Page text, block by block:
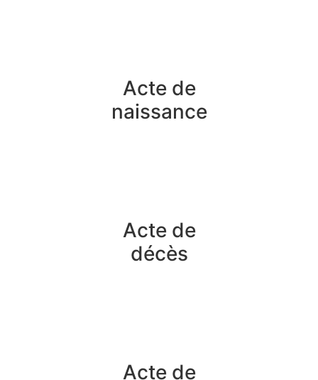
Acte de
naissance
Acte de
décès
Acte de